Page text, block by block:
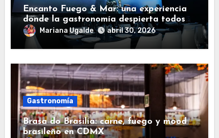
Encanto Fuego & Mar: una experiencia
donde la gastronomía despierta todos
los sentidos
Mariana Ugalde abril 30, 2026
Gastronomía
Brasa do Brasilia: carne, fuego y mood
brasileño en CDMX